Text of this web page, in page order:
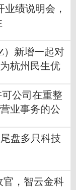
业绩说明会，
）新增一起对
杭州民生优
公司在重整
业事务的公
盘多只科技
官，智云金科